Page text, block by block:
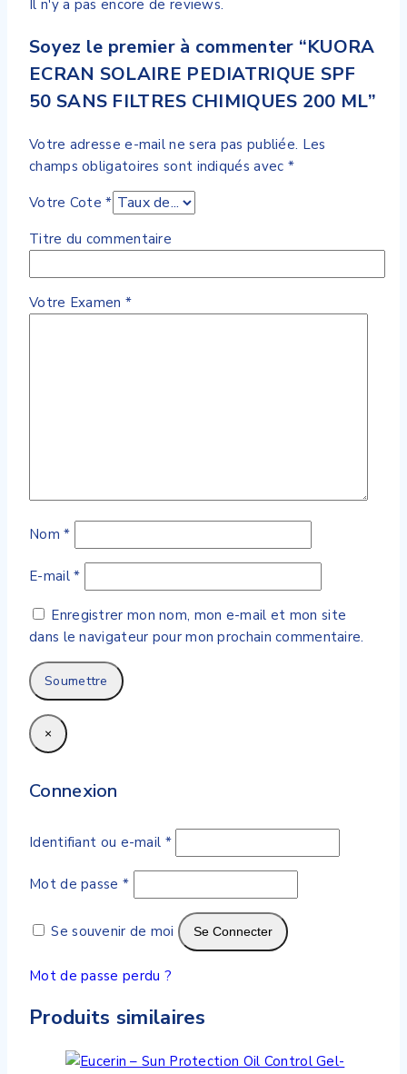
Il n'y a pas encore de reviews.
Soyez le premier à commenter “KUORA
ECRAN SOLAIRE PEDIATRIQUE SPF
50 SANS FILTRES CHIMIQUES 200 ML”
Votre adresse e-mail ne sera pas publiée. Les
champs obligatoires sont indiqués avec *
Votre Cote*
Titre du commentaire
Votre Examen *
Nom*
E-mail*
Enregistrer mon nom, mon e-mail et mon site
dans le navigateur pour mon prochain commentaire.
×
Connexion
Identifiant ou e-mail *
Mot de passe *
Se souvenir de moi Se Connecter
Mot de passe perdu ?
Produits similaires